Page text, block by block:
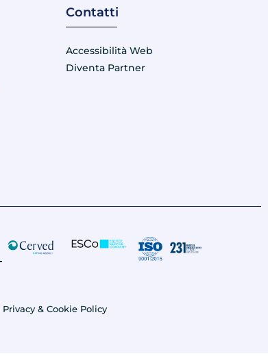
Contatti
Accessibilità Web
Diventa Partner
Privacy & Cookie Policy